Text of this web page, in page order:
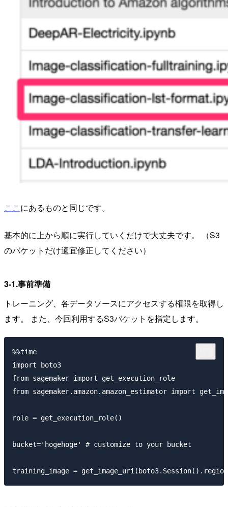
ここにあるものと同じです。
基本的に上から順に実行していくだけで大丈夫です。 （S3
のバケットだけ適宜修正してください）
3-1.事前準備
トレーニング、各データソースにアクセスする権限を取得し
ます。 また、今回利用するS3バケットを指定します。
%%time
import boto3
from sagemaker import get_execution_role
from sagemaker.amazon.amazon_estimator import
role = get_execution_role()
bucket='hogehoge' # customize to your bucket